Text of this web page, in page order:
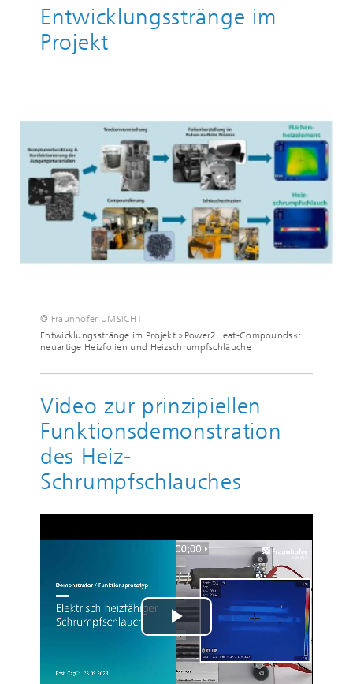
Entwicklungsstränge im
Projekt
© Fraunhofer UMSICHT
Entwicklungsstränge im Projekt »Power2Heat-Compounds«:
neuartige Heizfolien und Heizschrumpfschläuche
Video zur prinzipiellen
Funktionsdemonstration
des Heiz-
Schrumpfschlauches
Play
Video